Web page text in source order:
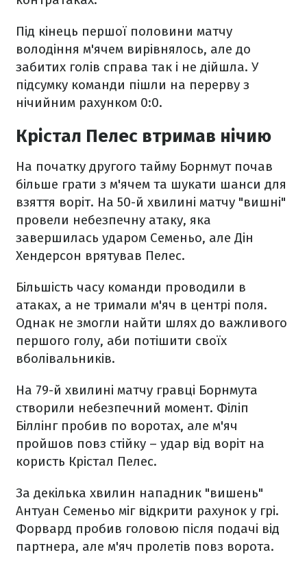
Під кінець першої половини матчу
володіння м'ячем вирівнялось, але до
забитих голів справа так і не дійшла. У
підсумку команди пішли на перерву з
нічийним рахунком 0:0.
Крістал Пелес втримав нічию
На початку другого тайму Борнмут почав
більше грати з м'ячем та шукати шанси для
взяття воріт. На 50-й хвилині матчу "вишні"
провели небезпечну атаку, яка
завершилась ударом Семеньо, але Дін
Хендерсон врятував Пелес.
Більшість часу команди проводили в
атаках, а не тримали м'яч в центрі поля.
Однак не змогли найти шлях до важливого
першого голу, аби потішити своїх
вболівальників.
На 79-й хвилині матчу гравці Борнмута
створили небезпечний момент. Філіп
Біллінг пробив по воротах, але м'яч
пройшов повз стійку – удар від воріт на
користь Крістал Пелес.
За декілька хвилин нападник "вишень"
Антуан Семеньо міг відкрити рахунок у грі.
Форвард пробив головою після подачі від
партнера, але м'яч пролетів повз ворота.